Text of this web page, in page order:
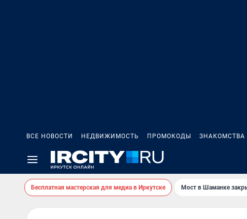
ВСЕ НОВОСТИ НЕДВИЖИМОСТЬ ПРОМОКОДЫ ЗНАКОМСТВА
Бесплатная мастерская для медиа в Иркутске Мост в Шаманке